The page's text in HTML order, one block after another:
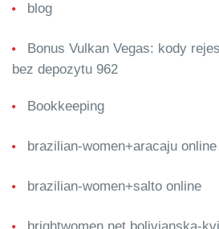
blog
Bonus Vulkan Vegas: kody
bez depozytu 962
Bookkeeping
brazilian-women+aracaju online
brazilian-women+salto online